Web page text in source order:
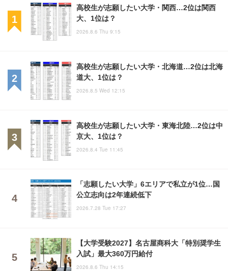
高校生が志願したい大学・関西…2位は関西
大、1位は？
2026.8.6 Thu 9:15
高校生が志願したい大学・北海道…2位は北海
道大、1位は？
2026.8.5 Wed 12:15
高校生が志願したい大学・東海北陸…2位は中
京大、1位は？
2026.8.4 Tue 11:45
「志願したい大学」6エリアで私立が1位…国
公立志向は2年連続低下
2026.7.28 Tue 17:27
【大学受験2027】名古屋商科大「特別奨学生
入試」最大360万円給付
2026.8.6 Thu 14:15